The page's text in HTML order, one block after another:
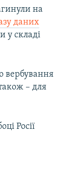
на
даних
у складі
вербування
– для
Росії